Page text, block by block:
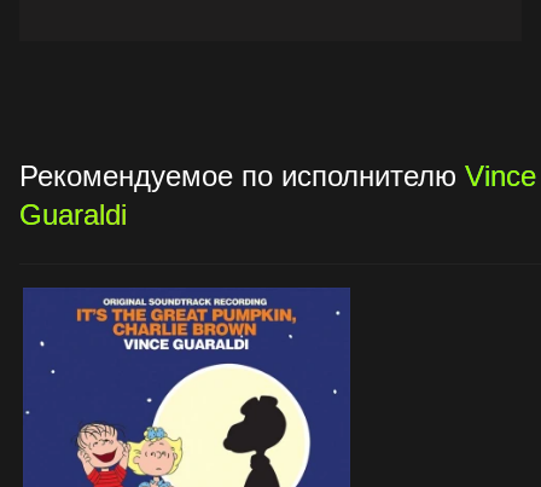
Рекомендуемое по исполнителю Vince
Guaraldi